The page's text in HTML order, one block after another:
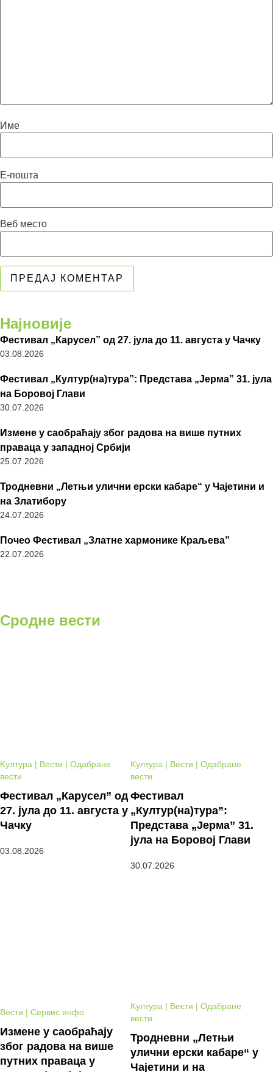
Име
Е-пошта
Веб место
Најновије
Фестивал „Карусел” од 27. јула до 11. августа у Чачку
03.08.2026
Фестивал „Култур(на)тура”: Представа „Јерма” 31. јула
на Боровој Глави
30.07.2026
Измене у саобраћају због радова на више путних
праваца у западној Србији
25.07.2026
Тродневни „Летњи улични ерски кабаре“ у Чајетини и
на Златибору
24.07.2026
Почео Фестивал „Златне хармонике Краљева”
22.07.2026
Сродне вести
Kултура | Вести | Одабране
вести
Фестивал „Карусел” од
27. јула до 11. августа у
Чачку
03.08.2026
Kултура | Вести | Одабране
вести
Фестивал
„Култур(на)тура”:
Представа „Јерма” 31.
јула на Боровој Глави
30.07.2026
Вести | Сервис инфо
Измене у саобраћају
због радова на више
путних праваца у
Kултура | Вести | Одабране
вести
Тродневни „Летњи
улични ерски кабаре“ у
Чајетини и на